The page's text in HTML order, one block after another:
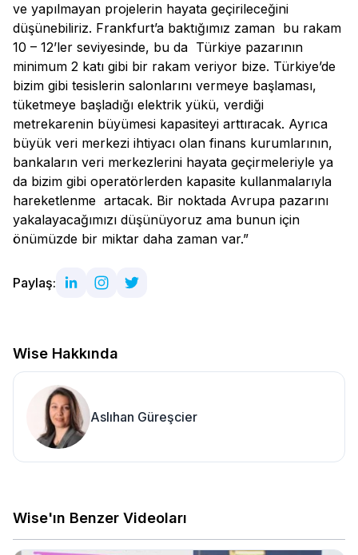
ve yapılmayan projelerin hayata geçirileceğini
düşünebiliriz. Frankfurt’a baktığımız zaman bu rakam
10 – 12’ler seviyesinde, bu da Türkiye pazarının
minimum 2 katı gibi bir rakam veriyor bize. Türkiye’de
bizim gibi tesislerin salonlarını vermeye başlaması,
tüketmeye başladığı elektrik yükü, verdiği
metrekarenin büyümesi kapasiteyi arttıracak. Ayrıca
büyük veri merkezi ihtiyacı olan finans kurumlarının,
bankaların veri merkezlerini hayata geçirmeleriyle ya
da bizim gibi operatörlerden kapasite kullanmalarıyla
hareketlenme artacak. Bir noktada Avrupa pazarını
yakalayacağımızı düşünüyoruz ama bunun için
önümüzde bir miktar daha zaman var.”
Paylaş:
Wise Hakkında
Aslıhan Güreşcier
Wise'ın Benzer Videoları